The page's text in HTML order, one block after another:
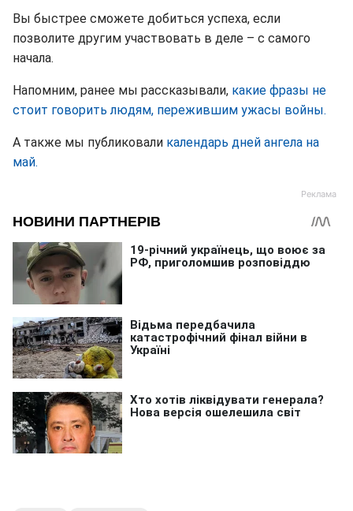
Вы быстрее сможете добиться успеха, если
позволите другим участвовать в деле – с самого
начала.
Напомним, ранее мы рассказывали, какие фразы не
стоит говорить людям, пережившим ужасы войны.
А также мы публиковали календарь дней ангела на
май.